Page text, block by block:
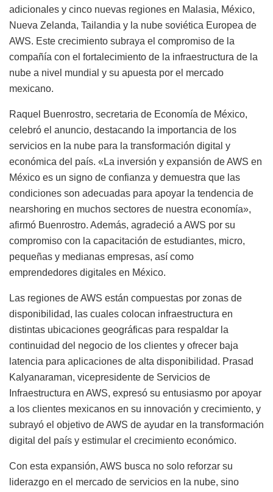
adicionales y cinco nuevas regiones en Malasia, México,
Nueva Zelanda, Tailandia y la nube soviética Europea de
AWS. Este crecimiento subraya el compromiso de la
compañía con el fortalecimiento de la infraestructura de la
nube a nivel mundial y su apuesta por el mercado
mexicano.
Raquel Buenrostro, secretaria de Economía de México,
celebró el anuncio, destacando la importancia de los
servicios en la nube para la transformación digital y
económica del país. «La inversión y expansión de AWS en
México es un signo de confianza y demuestra que las
condiciones son adecuadas para apoyar la tendencia de
nearshoring en muchos sectores de nuestra economía»,
afirmó Buenrostro. Además, agradeció a AWS por su
compromiso con la capacitación de estudiantes, micro,
pequeñas y medianas empresas, así como
emprendedores digitales en México.
Las regiones de AWS están compuestas por zonas de
disponibilidad, las cuales colocan infraestructura en
distintas ubicaciones geográficas para respaldar la
continuidad del negocio de los clientes y ofrecer baja
latencia para aplicaciones de alta disponibilidad. Prasad
Kalyanaraman, vicepresidente de Servicios de
Infraestructura en AWS, expresó su entusiasmo por apoyar
a los clientes mexicanos en su innovación y crecimiento, y
subrayó el objetivo de AWS de ayudar en la transformación
digital del país y estimular el crecimiento económico.
Con esta expansión, AWS busca no solo reforzar su
liderazgo en el mercado de servicios en la nube, sino